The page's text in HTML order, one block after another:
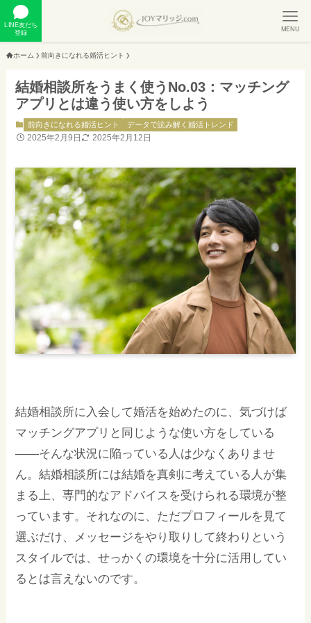
LINE友だち
登録
MENU
ホーム 前向きになれる婚活ヒント
結婚相談所をうまく使うNo.03：マッチング
アプリとは違う使い方をしよう
前向きになれる婚活ヒント データで読み解く婚活トレンド
2025年2月9日 2025年2月12日
結婚相談所に入会して婚活を始めたのに、気づけば
マッチングアプリと同じような使い方をしている
――そんな状況に陥っている人は少なくありませ
ん。結婚相談所には結婚を真剣に考えている人が集
まる上、専門的なアドバイスを受けられる環境が整
っています。それなのに、ただプロフィールを見て
選ぶだけ、メッセージをやり取りして終わりという
スタイルでは、せっかくの環境を十分に活用してい
るとは言えないのです。